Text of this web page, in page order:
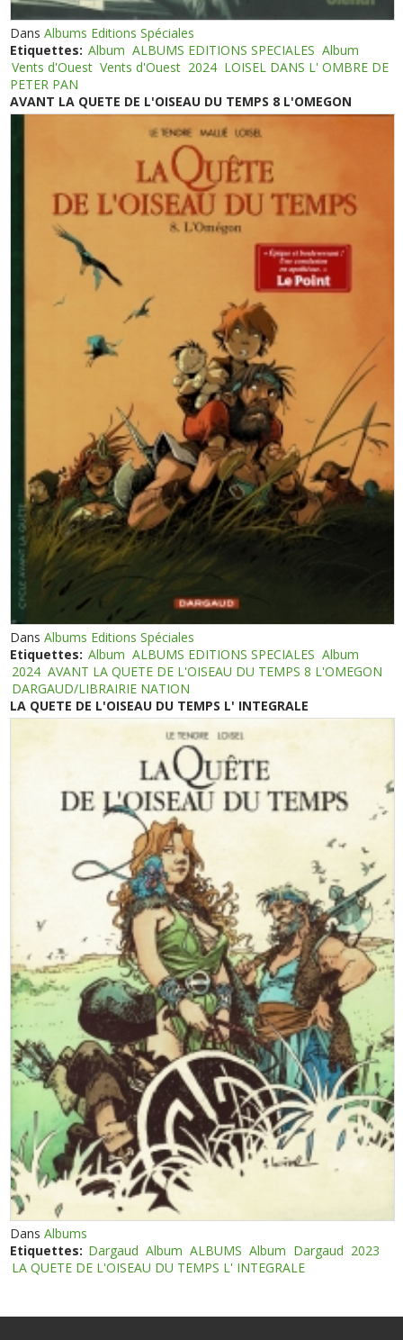
DansAlbums Editions Spéciales
Etiquettes: Album ALBUMS EDITIONS SPECIALES Album
Vents d'Ouest Vents d'Ouest 2024 LOISEL DANS L' OMBRE DE
PETER PAN
AVANT LA QUETE DE L'OISEAU DU TEMPS 8 L'OMEGON
DansAlbums Editions Spéciales
Etiquettes: Album ALBUMS EDITIONS SPECIALES Album
2024 AVANT LA QUETE DE L'OISEAU DU TEMPS 8 L'OMEGON
DARGAUD/LIBRAIRIE NATION
LA QUETE DE L'OISEAU DU TEMPS L' INTEGRALE
DansAlbums
Etiquettes: Dargaud Album ALBUMS Album Dargaud 2023
LA QUETE DE L'OISEAU DU TEMPS L' INTEGRALE